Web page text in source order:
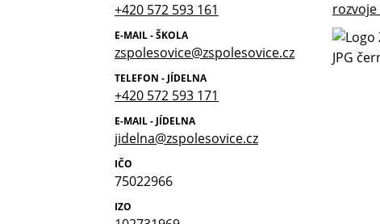
+420 572 593 161
E-MAIL - ŠKOLA
zspolesovice@zspolesovice.cz
TELEFON - JÍDELNA
+420 572 593 171
E-MAIL - JÍDELNA
jidelna@zspolesovice.cz
IČO
75022966
IZO